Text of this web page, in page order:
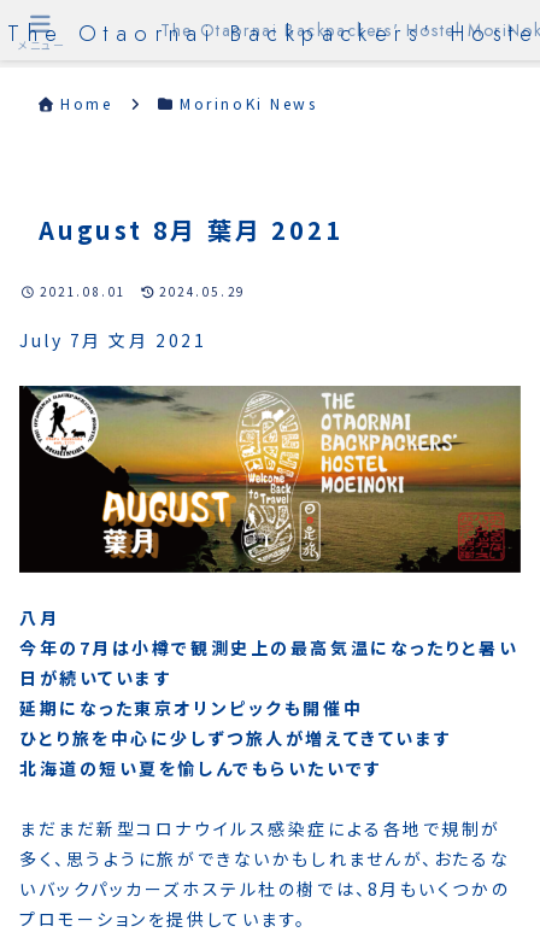
The Otaornai Backpackers'
Home MorinoKi News
August 8月 葉月 2021
2021.08.01 2024.05.29
July 7月 文月 2021
八月
今年の7月は小樽で観測史上の最高気温になったりと暑い
日が続いています
延期になった東京オリンピックも開催中
ひとり旅を中心に少しずつ旅人が増えてきています
北海道の短い夏を愉しんでもらいたいです
まだまだ新型コロナウイルス感染症による各地で規制が
多く、思うように旅ができないかもしれませんが、おたるな
いバックパッカーズホステル杜の樹では、8月もいくつかの
プロモーションを提供しています。
メニュー
The Otaornai Backpackers' Hostel